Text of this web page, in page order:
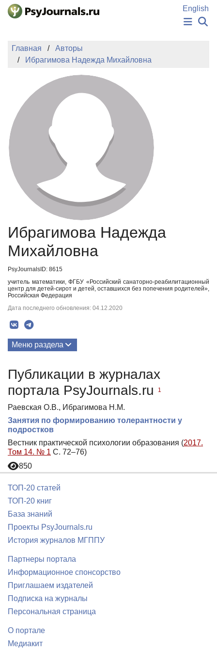
Перейти к основному содержанию
English
ИЗДАНИЯ
АВТОРЫ
ПОДАТЬ РУКОПИСЬ
БАЗА ЗНАНИЙ
КЛЮЧЕВЫЕ СЛОВА
Регистрация
Главная
Авторы
Ибрагимова Надежда Михайловна
Ибрагимова Надежда
Михайловна
PsyJournalsID: 8615
учитель математики, ФГБУ «Российский санаторно-реабилитационный
центр для детей-сирот и детей, оставшихся без попечения родителей»,
Российская Федерация
Дата последнего обновления: 04.12.2020
Меню раздела
Публикации в журналах
портала PsyJournals.ru
1
Раевская О.В., Ибрагимова Н.М.
Занятия по формированию толерантности у
подростков
Вестник практической психологии образования (2017.
Том 14. № 1 С. 72–76)
850
ТОП-20 статей
ТОП-20 книг
База знаний
Проекты PsyJournals.ru
История журналов МГППУ
Партнеры портала
Информационное спонсорство
Приглашаем издателей
Подписка на журналы
Персональная страница
О портале
Медиакит